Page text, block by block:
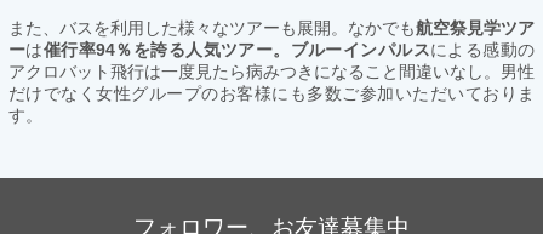
また、バスを利用した様々なツアーも展開。なかでも航空祭見学ツア
ーは催行率94％を誇る人気ツアー。ブルーインパルスによる感動の
アクロバット飛行は一度見たら病みつきになること間違いなし。男性
だけでなく女性グループのお客様にも多数ご参加いただいておりま
す。
フォロワー、お友達募集中